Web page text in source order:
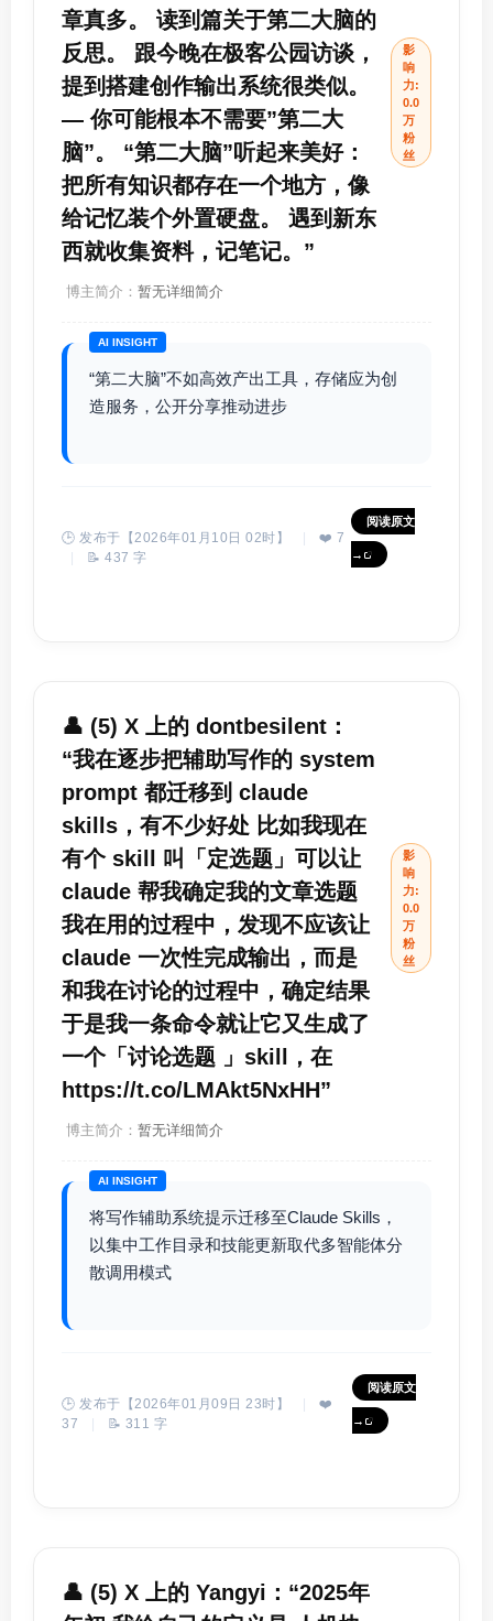
章真多。 读到篇关于第二大脑的
反思。 跟今晚在极客公园访谈，
提到搭建创作输出系统很类似。
— 你可能根本不需要”第二大
脑”。 “第二大脑”听起来美好：
把所有知识都存在一个地方，像
给记忆装个外置硬盘。 遇到新东
西就收集资料，记笔记。”
影
响
力:
0.0
万
粉
丝
博主简介： 暂无详细简介
AI INSIGHT
“第二大脑”不如高效产出工具，存储应为创
造服务，公开分享推动进步
🕒 发布于【2026年01月10日 02时】
❤️ 7
📝 437 字
阅读原文
→
👤 (5) X 上的 dontbesilent：
“我在逐步把辅助写作的 system
prompt 都迁移到 claude
skills，有不少好处 比如我现在
有个 skill 叫「定选题」可以让
claude 帮我确定我的文章选题
我在用的过程中，发现不应该让
claude 一次性完成输出，而是
和我在讨论的过程中，确定结果
于是我一条命令就让它又生成了
一个「讨论选题 」skill，在
https://t.co/LMAkt5NxHH”
影
响
力:
0.0
万
粉
丝
博主简介： 暂无详细简介
AI INSIGHT
将写作辅助系统提示迁移至Claude Skills，
以集中工作目录和技能更新取代多智能体分
散调用模式
🕒 发布于【2026年01月09日 23时】
❤️
37
📝 311 字
阅读原文
→
👤 (5) X 上的 Yangyi：“2025年